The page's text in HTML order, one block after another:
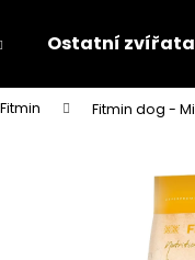
Ostatní zvířata
Fitmin Fitmin dog -
Co